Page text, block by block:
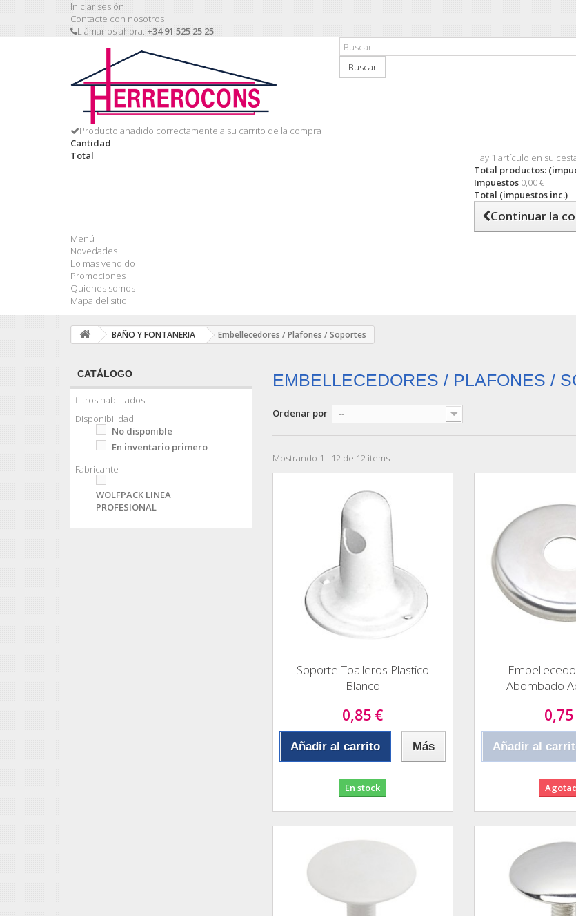
Iniciar sesión
Contacte con nosotros
Llámanos ahora: +34 91 525 25 25
Buscar
Producto añadido correctamente a su carrito de la compra
Cantidad
Total
Hay 1 artículo en su
Total productos:
Impuestos 0,00 €
Total (impuestos inc.)
Continuar la
Menú
Novedades
Lo mas vendido
Promociones
Quienes somos
Mapa del sitio
BAÑO Y FONTANERIA Embellecedores / Plafones / Soportes
CATÁLOGO
filtros habilitados:
Disponibilidad
No disponible
En inventario primero
Fabricante
WOLFPACK LINEA
PROFESIONAL
EMBELLECEDORES / PLAFONES /
Ordenar por --
Mostrando 1 - 12 de 12 items
Soporte Toalleros Plastico
Blanco
0,85 €
Añadir al carrito Más
En stock
Abombado
Añadir al